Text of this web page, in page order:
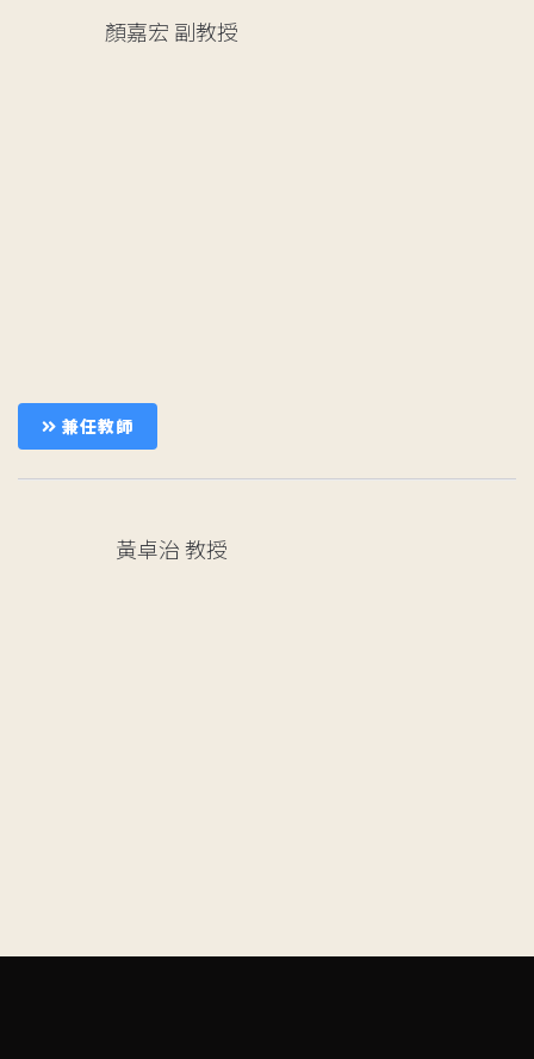
顏嘉宏 副教授
兼任教師
黃卓治教授